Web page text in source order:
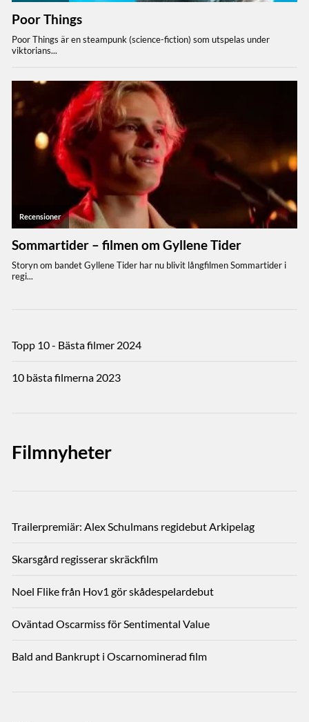
Topp 10 - Bästa filmer 2024
10 bästa filmerna 2023
Filmnyheter
Trailerpremiär: Alex Schulmans regidebut Arkipelag
Skarsgård regisserar skräckfilm
Noel Flike från Hov1 gör skådespelardebut
Oväntad Oscarmiss för Sentimental Value
Bald and Bankrupt i Oscarnominerad film